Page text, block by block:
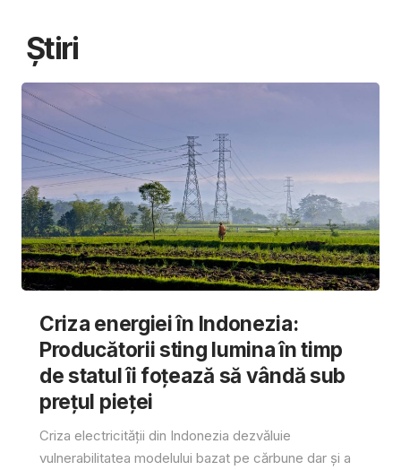
Știri
Criza energiei în Indonezia:
Producătorii sting lumina în timp
de statul îi foțează să vândă sub
prețul pieței
Criza electricității din Indonezia dezvăluie
vulnerabilitatea modelului bazat pe cărbune dar și a